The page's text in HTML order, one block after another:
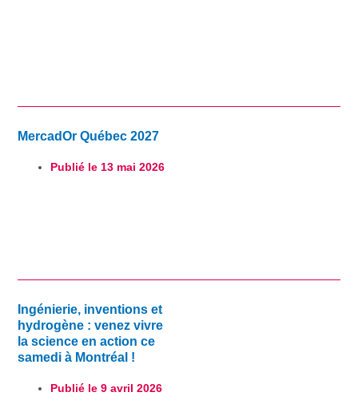
MercadOr Québec 2027
Publié le 13 mai 2026
Ingénierie, inventions et
hydrogène : venez vivre
la science en action ce
samedi à Montréal !
Publié le 9 avril 2026